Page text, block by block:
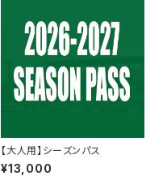
【大人用】シーズンパス
¥13,000